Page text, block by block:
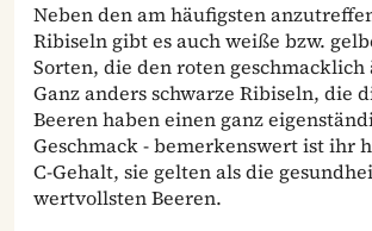
Neben den am häufigsten
Ribiseln gibt es auch weiße bzw.
Sorten, die den roten
Ganz anders schwarze Ribiseln, die
Beeren haben einen ganz
Geschmack - bemerkenswert ist ihr
C-Gehalt, sie gelten als die
wertvollsten Beeren.